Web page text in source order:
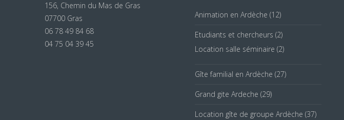
156, Chemin du Mas de Gras
07700 Gras
06 78 49 84 68
04 75 04 39 45
Animation en Ardèche (12)
Etudiants et chercheurs (2)
Location salle séminaire (2)
Gîte familial en Ardèche (27)
Grand gite Ardeche (29)
Location gîte de groupe Ardèche (37)